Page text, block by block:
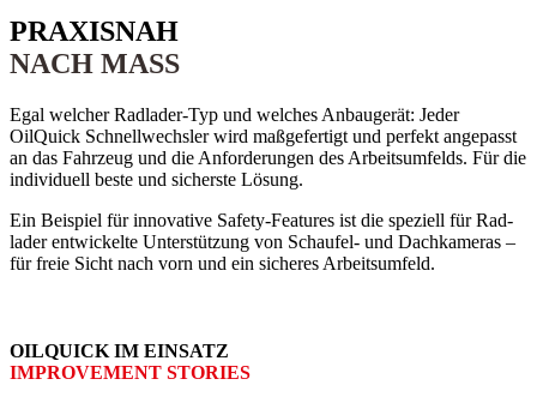
PRAXISNAH
NACH MASS
Egal welcher Rad­lader-Typ und welches Anbau­gerät: Jeder
OilQuick Schnell­wechsler wird maß­gefertigt und perfekt an­gepasst
an das Fahrzeug und die An­forderungen des Arbeits­umfelds. Für die
individuell beste und sicherste Lösung.
Ein Beispiel für innovative Safety-­Features ist die speziell für Rad­
lader entwickelte Unter­stützung von Schaufel- und Dach­kameras –
für freie Sicht nach vorn und ein sicheres Arbeits­umfeld.
OILQUICK IM EINSATZ
IMPROVEMENT STORIES